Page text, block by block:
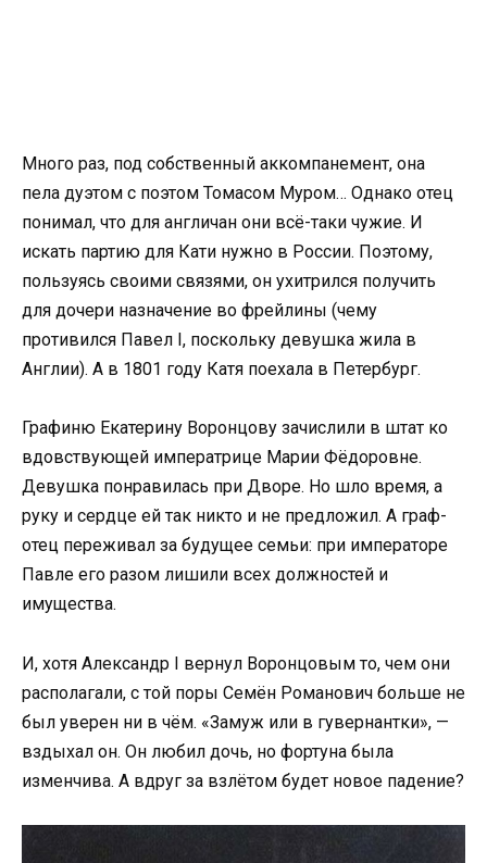
Много раз, под собственный аккомпанемент, она
пела дуэтом с поэтом Томасом Муром… Однако отец
понимал, что для англичан они всё-таки чужие. И
искать партию для Кати нужно в России. Поэтому,
пользуясь своими связями, он ухитрился получить
для дочери назначение во фрейлины (чему
противился Павел I, поскольку девушка жила в
Англии). А в 1801 году Катя поехала в Петербург.
Графиню Екатерину Воронцову зачислили в штат ко
вдовствующей императрице Марии Фёдоровне.
Девушка понравилась при Дворе. Но шло время, а
руку и сердце ей так никто и не предложил. А граф-
отец переживал за будущее семьи: при императоре
Павле его разом лишили всех должностей и
имущества.
И, хотя Александр I вернул Воронцовым то, чем они
располагали, с той поры Семён Романович больше не
был уверен ни в чём. «Замуж или в гувернантки», —
вздыхал он. Он любил дочь, но фортуна была
изменчива. А вдруг за взлётом будет новое падение?